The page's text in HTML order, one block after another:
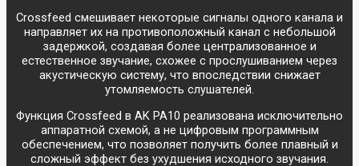
Портативная
Колонки
Саундбары
Звукосниматели
Иглы
Хедшеллы
Накладные
Полноразмерные
Затылочные
Вкладыши
Аудио
Аксессуары
Crossfeed смешивает некоторые сигналы одного канала и
направляет их на противоположный канал с небольшой
задержкой, создавая более централизованное и
естественное звучание, схожее с прослушиванием через
акустическую систему, что впоследствии снижает
утомляемость слушателей.
Функция Crossfeed в AK PA10 реализована исключительно
аппаратной схемой, а не цифровым программным
обеспечением, что позволяет получить более плавный и
сложный эффект без ухудшения исходного звучания.